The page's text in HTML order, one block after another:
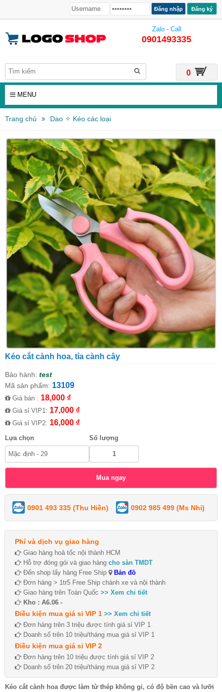
Đăng ký
Zalo - Call
0901493335
0
MENU
Trang chủ Dao ✧ Kéo các loại
Kéo cắt cành hoa, tỉa cành cây
Bảo hành: test
Mã sản phẩm: 13109
Giá bán : 18,000 ₫
Giá sỉ VIP1: 17,000 ₫
Giá sỉ VIP2: 16,000 ₫
Lựa chọn Số lượng
0901 493 335 (Thu Hiền) 0902 985 499 (Ms Nhi)
Phí và dịch vụ giao hàng
Giao hàng hoả tốc nội thành HCM
Hỗ trợ đóng gói và giao hàng cho sàn TMDT
Đến shop lấy hàng Free Ship
Bản đồ
Đơn hàng > 1tr5 Free Ship chành xe và nội thành
Giao hàng trên Toàn Quốc >> Xem chi tiết
Kho : A6.06 -
Điều kiện mua giá sỉ VIP 1 >> Xem chi tiết
Đơn hàng trên 3 triệu được tính giá sỉ VIP 1
Doanh số trên 10 triệu/tháng mua giá sỉ VIP 1
Điều kiện mua giá sỉ VIP 2
Đơn hàng trên 10 triệu được tính giá sỉ VIP 2
Doanh số trên 20 triệu/tháng mua giá sỉ VIP 2
Kéo cắt cành hoa được làm từ thép không gỉ, có độ bền cao và lưỡi